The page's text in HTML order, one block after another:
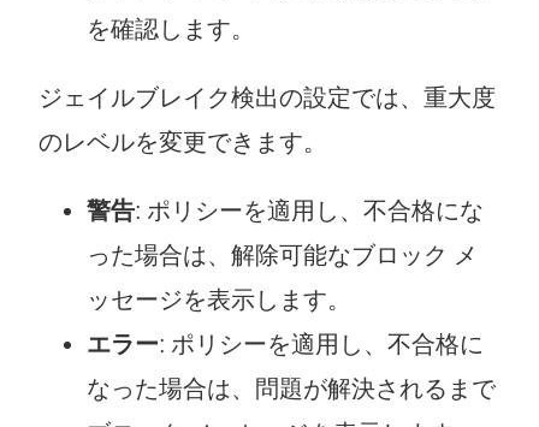
を確認します。
ジェイルブレイク検出の設定では、重大度
のレベルを変更できます。
警告: ポリシーを適用し、不合格にな
った場合は、解除可能なブロック メ
ッセージを表示します。
エラー: ポリシーを適用し、不合格に
なった場合は、問題が解決されるまで